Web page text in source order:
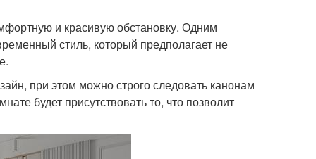
и красивую обстановку. Одним
стиль, который предполагает не
при этом можно строго следовать канонам
будет присутствовать то, что позволит